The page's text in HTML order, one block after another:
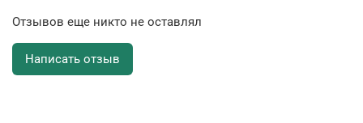
Отзывов еще никто не оставлял
Написать отзыв